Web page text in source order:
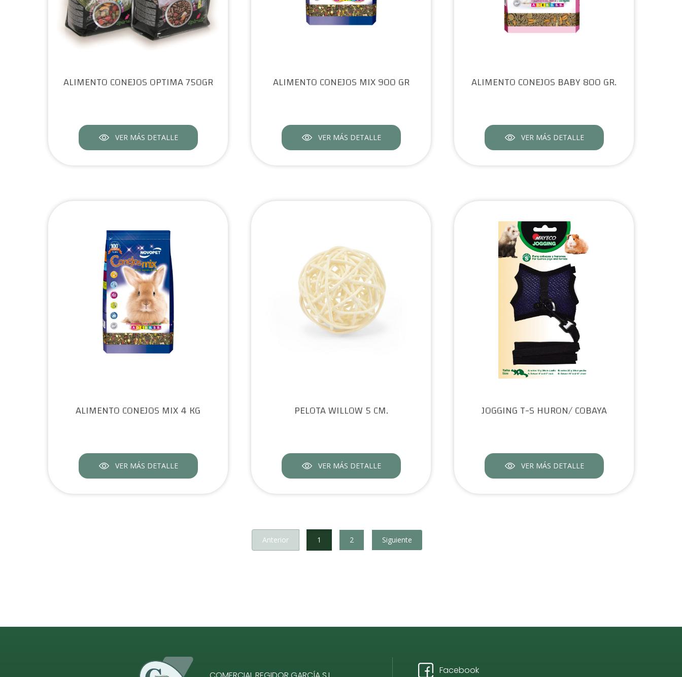
ALIMENTO CONEJOS OPTIMA 750GR
VER MÁS DETALLE
ALIMENTO CONEJOS MIX 900 GR
VER MÁS DETALLE
ALIMENTO CONEJOS BABY 800 GR.
VER MÁS DETALLE
ALIMENTO CONEJOS MIX 4 KG
VER MÁS DETALLE
PELOTA WILLOW 5 CM.
VER MÁS DETALLE
JOGGING T-S HURON/ COBAYA
VER MÁS DETALLE
Anterior 1 2 Siguiente
Facebook